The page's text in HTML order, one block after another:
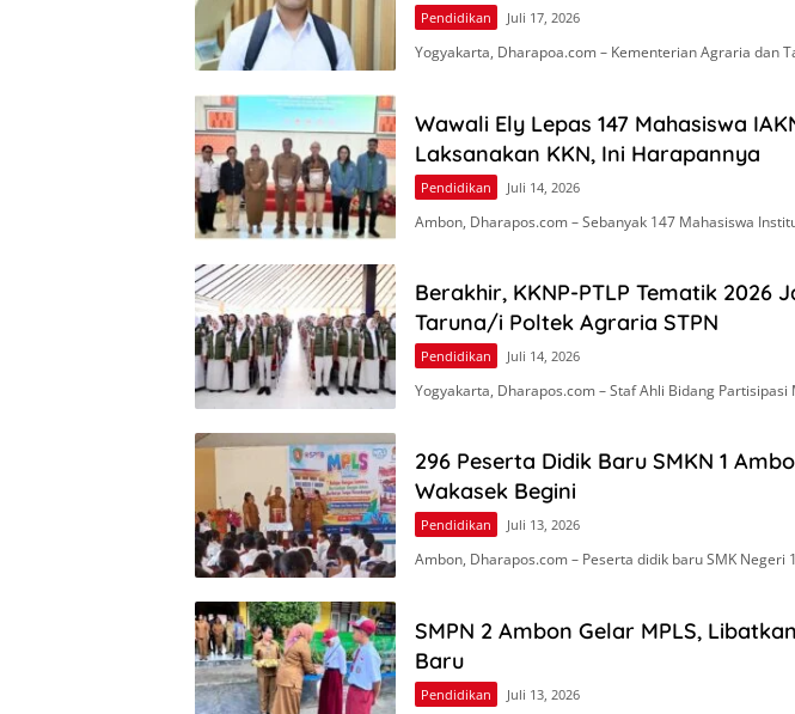
Pendidikan Juli 17, 2026
Yogyakarta, Dharapoa.com – Kementerian Agraria dan
Wawali Ely Lepas 147 Mahasiswa
Laksanakan KKN, Ini Harapannya
Pendidikan Juli 14, 2026
Ambon, Dharapos.com – Sebanyak 147 Mahasiswa
Berakhir, KKNP-PTLP Tematik 2026
Taruna/i Poltek Agraria STPN
Pendidikan Juli 14, 2026
Yogyakarta, Dharapos.com – Staf Ahli Bidang
296 Peserta Didik Baru SMKN 1
Wakasek Begini
Pendidikan Juli 13, 2026
Ambon, Dharapos.com – Peserta didik baru SMK Negeri
SMPN 2 Ambon Gelar MPLS,
Baru
Pendidikan Juli 13, 2026